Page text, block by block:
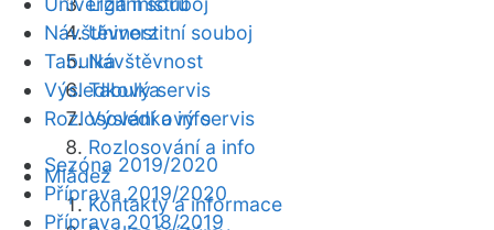
Univerzitní souboj
Návštěvnost
Tabulka
Výsledkový servis
Rozlosování a info
Mládež
Kontakty a informace
Návštěvnost
Tabulka
Výsledkový servis
Rozlosování a info
Sezóna 2019/2020
Příprava 2019/2020
Příprava 2018/2019